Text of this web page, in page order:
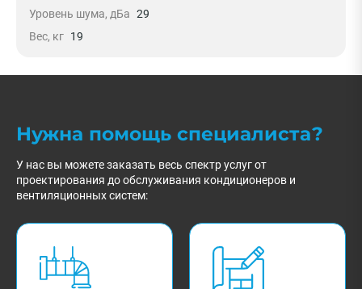
Уровень шума, дБа 29
Вес, кг 19
Нужна помощь специалиста?
У нас вы можете заказать весь спектр услуг от
проектирования до обслуживания кондиционеров и
вентиляционных систем: